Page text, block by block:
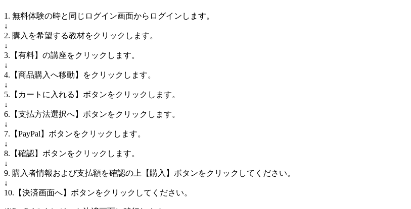
1. 無料体験の時と同じログイン画面からログインします。
↓
2. 購入を希望する教材をクリックします。
↓
3.【有料】の講座をクリックします。
↓
4.【商品購入へ移動】をクリックします。
↓
5.【カートに入れる】ボタンをクリックします。
↓
6.【支払方法選択へ】ボタンをクリックします。
↓
7.【PayPal】ボタンをクリックします。
↓
8.【確認】ボタンをクリックします。
↓
9. 購入者情報および支払額を確認の上【購入】ボタンをクリックしてください。
↓
10.【決済画面へ】ボタンをクリックしてください。